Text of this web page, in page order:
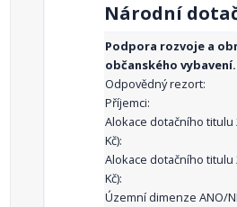
Národní
Podpora rozvoje a
občanského vybavení.
Odpovědný rezort:
Příjemci:
Alokace dotačního titulu
Kč):
Alokace dotačního titulu
Kč):
Územní dimenze ANO/